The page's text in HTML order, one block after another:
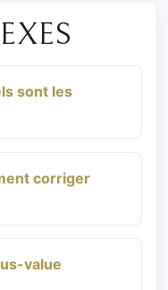
sont les
corriger
value